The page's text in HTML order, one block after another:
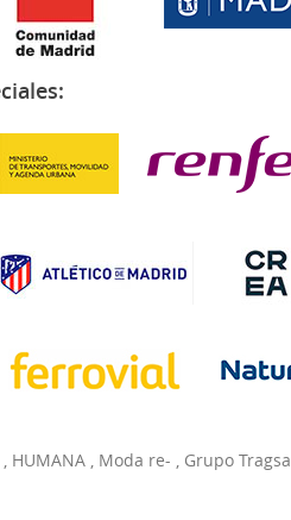
, HUMANA , Moda re- , Grupo Tragsa